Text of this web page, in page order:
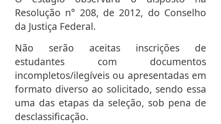
Resolução n° 208, de 2012, do Conselho
da Justiça Federal.
Não serão aceitas inscrições de
estudantes com documentos
incompletos/ilegíveis ou apresentadas em
formato diverso ao solicitado, sendo essa
uma das etapas da seleção, sob pena de
desclassificação.